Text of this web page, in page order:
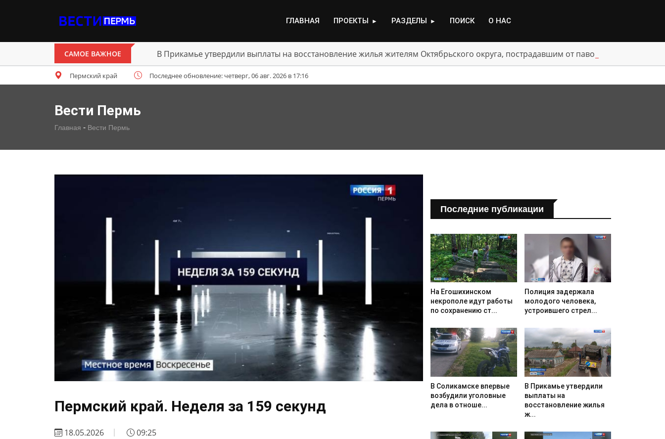
ГЛАВНАЯ ПРОЕКТЫ ► РАЗДЕЛЫ ► ПОИСК О НАС
САМОЕ ВАЖНОЕ В Прикамье утвердили выплаты на восстановление жилья жителям Октябрьского округа, пострадавшим от паводка
Пермский край Последнее обновление: четверг, 06 авг. 2026 в 17:16
Вести Пермь
Главная - Вести Пермь
Пермский край. Неделя за 159 секунд
18.05.2026 09:25
Последние публикации
На Егошихинском
некрополе идут работы
по сохранению ст...
Полиция задержала
молодого человека,
устроившего стрел...
В Соликамске впервые
возбудили уголовные
дела в отноше...
В Прикамье утвердили
выплаты на
восстановление жилья
ж...